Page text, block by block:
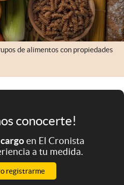
de alimentos con propiedades
conocerte!
cargoen El Cronista
a tu medida.
registrarme